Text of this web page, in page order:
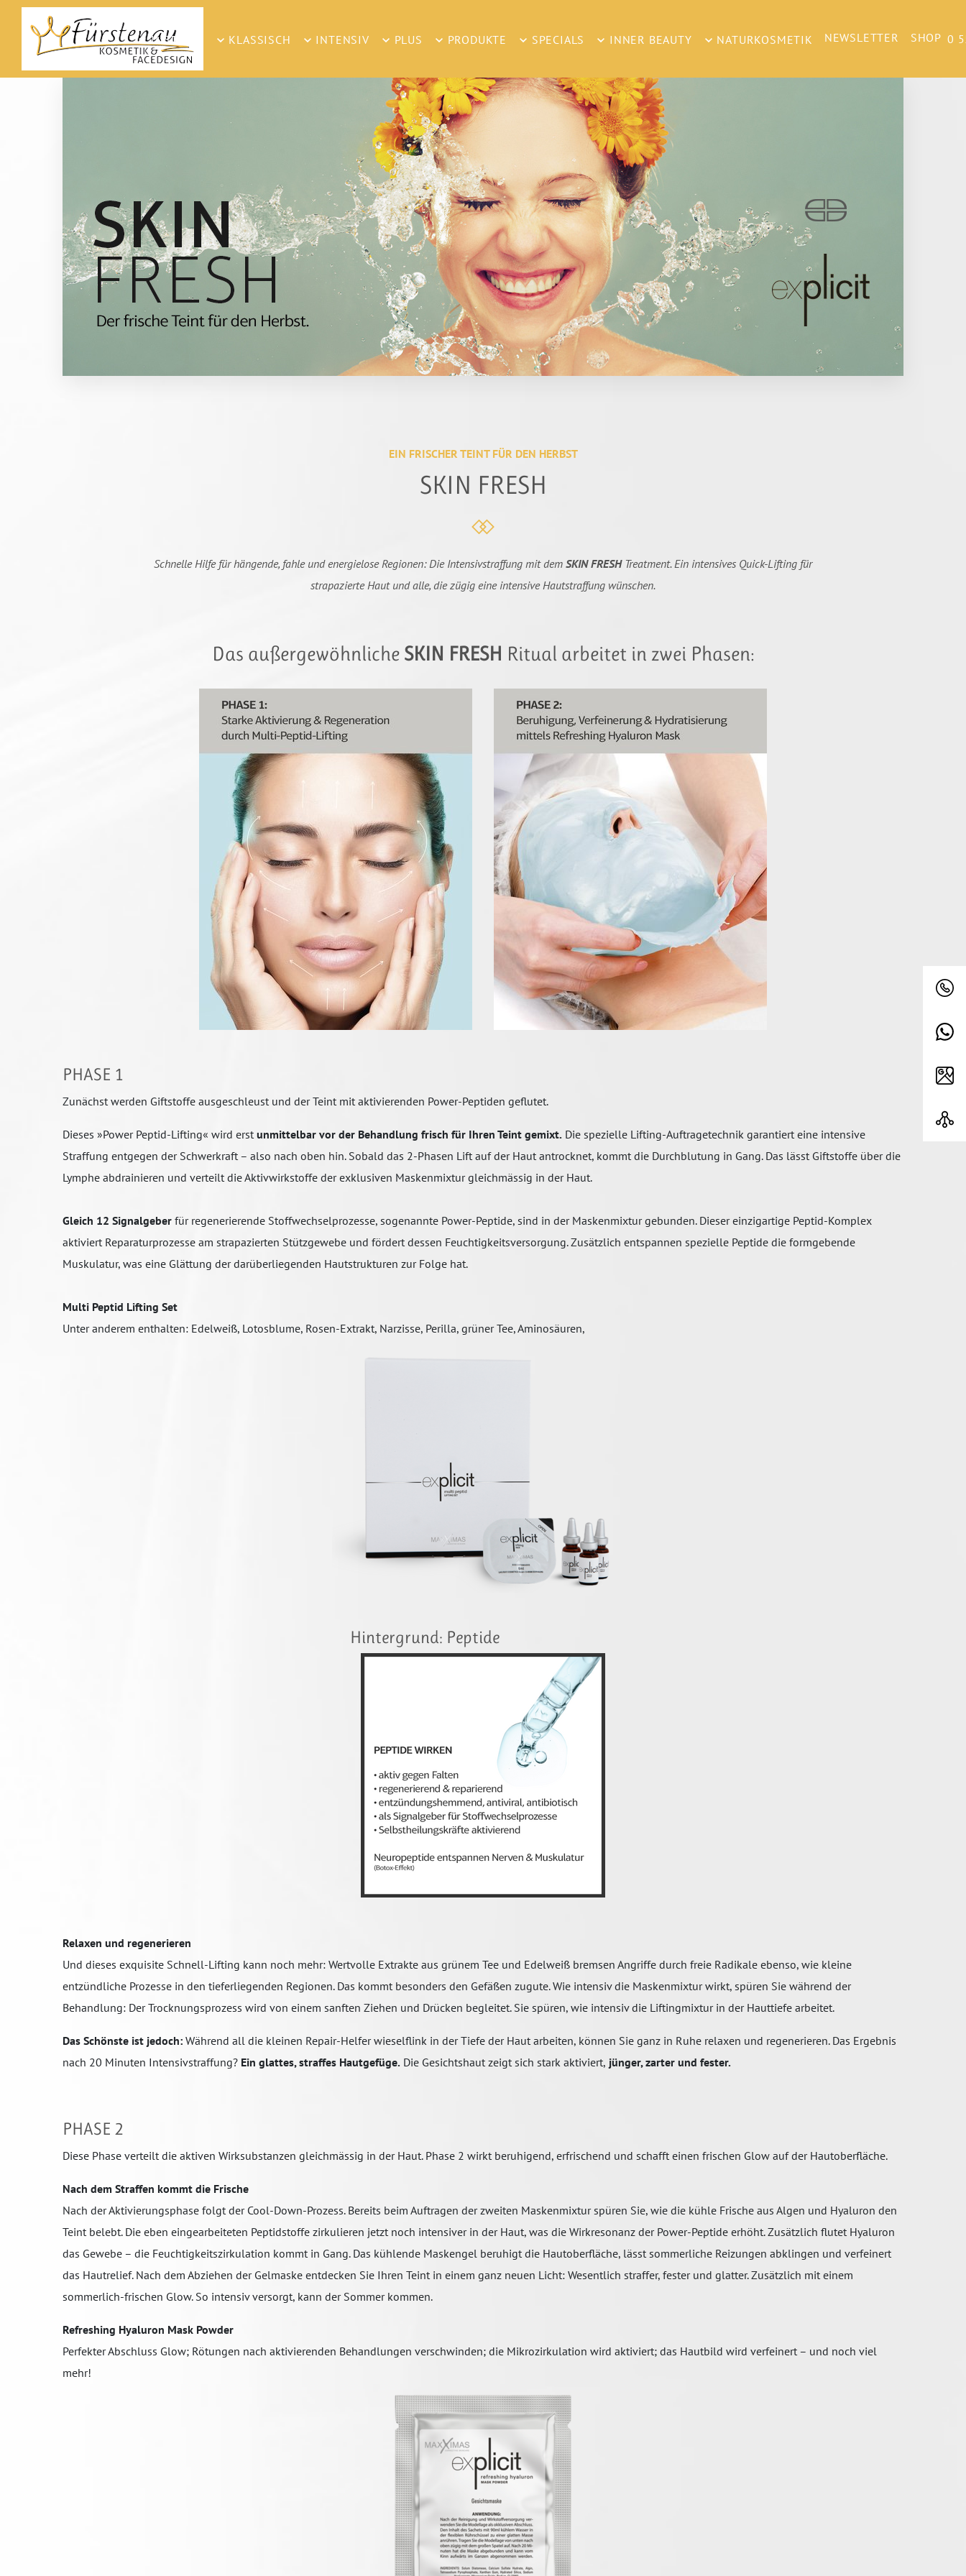
INSTITUT KLASSISCH INTENSIV PLUS PRODUKTE SPECIALS INNER BEAUTY NATURKOSMETIK NEWSLETTER SHOP 0
EIN FRISCHER TEINT FÜR DEN HERBST
SKIN FRESH
Schnelle Hilfe für hängende, fahle und energielose Regionen: Die Intensivstraffung mit dem SKIN FRESHTreatment. Ein intensives Quick-Lifting für
strapazierte Haut und alle, die zügig eine intensive Hautstraffung wünschen.
Das außergewöhnliche SKIN FRESH Ritual arbeitet in zwei Phasen:
PHASE 1
Zunächst werden Giftstoffe ausgeschleust und der Teint mit aktivierenden Power-Peptiden geflutet.
Dieses »Power Peptid-Lifting« wird erstunmittelbar vor der Behandlung frisch für Ihren Teint gemixt. Die spezielle Lifting-Auftragetechnik garantiert eine intensive
Straffung entgegen der Schwerkraft – also nach oben hin. Sobald das 2-Phasen Lift auf der Haut antrocknet, kommt die Durchblutung in Gang. Das lässt Giftstoffe über die
Lymphe abdrainieren und verteilt die Aktivwirkstoffe der exklusiven Maskenmixtur gleichmässig in der Haut.
Gleich 12 Signalgeber für regenerierende Stoffwechselprozesse, sogenannte Power-Peptide, sind in der Maskenmixtur gebunden. Dieser einzigartige Peptid-Komplex
aktiviert Reparaturprozesse am strapazierten Stützgewebe und fördert dessen Feuchtigkeitsversorgung. Zusätzlich entspannen spezielle Peptide die formgebende
Muskulatur, was eine Glättung der darüberliegenden Hautstrukturen zur Folge hat.
Multi Peptid Lifting Set
Unter anderem enthalten: Edelweiß, Lotosblume, Rosen-Extrakt, Narzisse, Perilla, grüner Tee, Aminosäuren,
Hintergrund: Peptide
Relaxen und regenerieren
Und dieses exquisite Schnell-Lifting kann noch mehr: Wertvolle Extrakte aus grünem Tee und Edelweiß bremsen Angriffe durch freie Radikale ebenso, wie kleine
entzündliche Prozesse in den tieferliegenden Regionen. Das kommt besonders den Gefäßen zugute. Wie intensiv die Maskenmixtur wirkt, spüren Sie während der
Behandlung: Der Trocknungsprozess wird von einem sanften Ziehen und Drücken begleitet. Sie spüren, wie intensiv die Liftingmixtur in der Hauttiefe arbeitet.
Das Schönste ist jedoch: Während all die kleinen Repair-Helfer wieselflink in der Tiefe der Haut arbeiten, können Sie ganz in Ruhe relaxen und regenerieren. Das Ergebnis
nach 20 Minuten Intensivstraffung? Ein glattes, straffes Hautgefüge. Die Gesichtshaut zeigt sich stark aktiviert, jünger, zarter und fester.
PHASE 2
Diese Phase verteilt die aktiven Wirksubstanzen gleichmässig in der Haut. Phase 2 wirkt beruhigend, erfrischend und schafft einen frischen Glow auf der Hautoberfläche.
Nach dem Straffen kommt die Frische
Nach der Aktivierungsphase folgt der Cool-Down-Prozess. Bereits beim Auftragen der zweiten Maskenmixtur spüren Sie, wie die kühle Frische aus Algen und Hyaluron den
Teint belebt. Die eben eingearbeiteten Peptidstoffe zirkulieren jetzt noch intensiver in der Haut, was die Wirkresonanz der Power-Peptide erhöht. Zusätzlich flutet Hyaluron
das Gewebe – die Feuchtigkeitszirkulation kommt in Gang. Das kühlende Maskengel beruhigt die Hautoberfläche, lässt sommerliche Reizungen abklingen und verfeinert
das Hautrelief. Nach dem Abziehen der Gelmaske entdecken Sie Ihren Teint in einem ganz neuen Licht: Wesentlich straffer, fester und glatter. Zusätzlich mit einem
sommerlich-frischen Glow. So intensiv versorgt, kann der Sommer kommen.
Refreshing Hyaluron Mask Powder
Perfekter Abschluss Glow; Rötungen nach aktivierenden Behandlungen verschwinden; die Mikrozirkulation wird aktiviert; das Hautbild wird verfeinert – und noch viel
mehr!